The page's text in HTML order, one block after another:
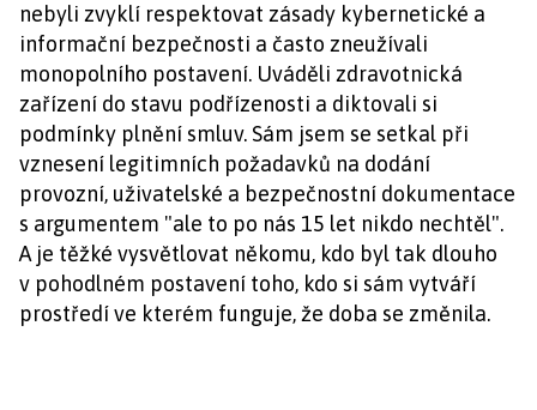
nebyli zvyklí respektovat zásady kybernetické a
informační bezpečnosti a často zneužívali
monopolního postavení. Uváděli zdravotnická
zařízení do stavu podřízenosti a diktovali si
podmínky plnění smluv. Sám jsem se setkal při
vznesení legitimních požadavků na dodání
provozní, uživatelské a bezpečnostní dokumentace
s argumentem "ale to po nás 15 let nikdo nechtěl".
A je těžké vysvětlovat někomu, kdo byl tak dlouho
v pohodlném postavení toho, kdo si sám vytváří
prostředí ve kterém funguje, že doba se změnila.